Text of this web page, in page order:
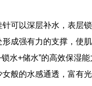
可以深层补水，表层
成强有力的支撑，使
水+储水”的高效保湿
般的水感通透，富有光